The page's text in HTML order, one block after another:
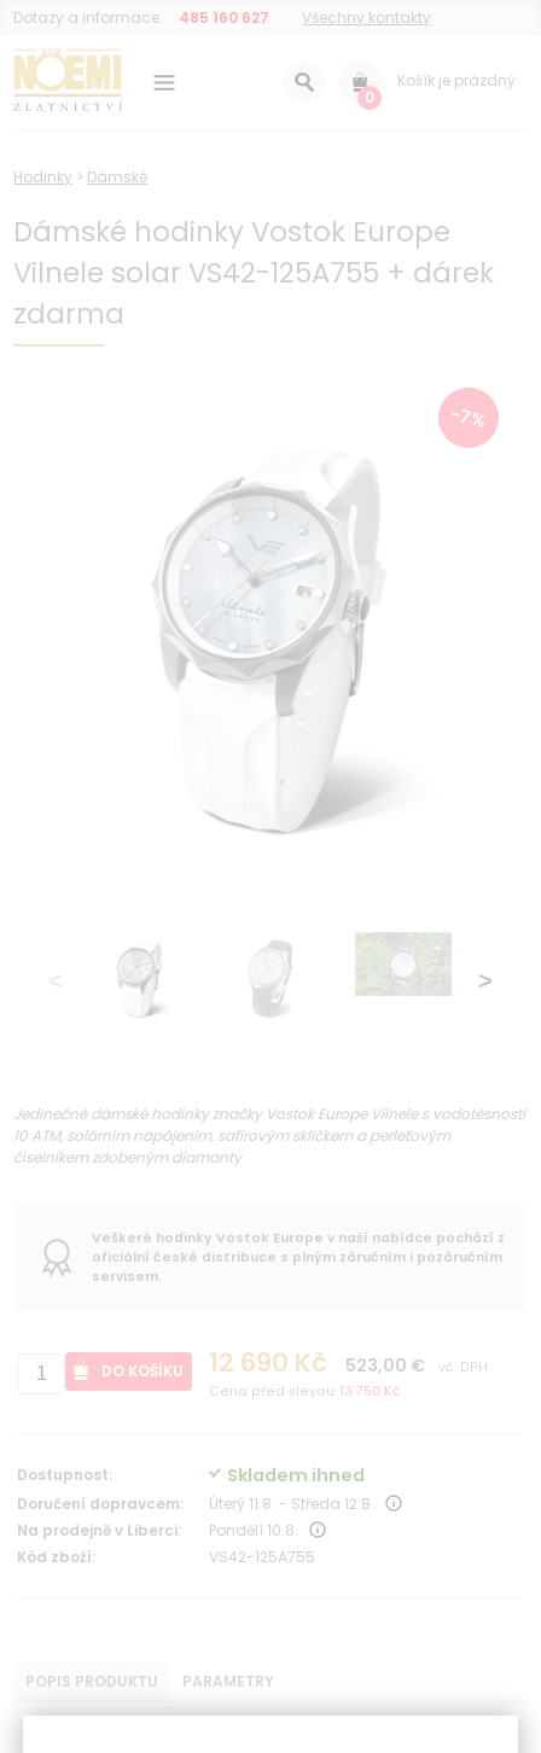
Dotazy a informace: 485 160 627 Všechny kontakty
0
Košík je prázdný
Hodinky > Dámské
Dámské hodinky Vostok Europe
Vilnele solar VS42-125A755 + dárek
zdarma
-7%
Jedinečné dámské hodinky značky Vostok Europe Vilnele s vodotěsností
10 ATM, solárním napájením, safírovým sklíčkem a perleťovým
číselníkem zdobeným diamanty
Veškeré hodinky Vostok Europe v naší nabídce pochází z
oficiální české distribuce s plným záručním i pozáručním
servisem.
DO KOŠÍKU 12 690 Kč 523,00 €
vč. DPH
Cena před slevou:13 750 Kč
Dostupnost: Skladem ihned
Doručení dopravcem:
Úterý 11.8. - Středa 12.8.
Na prodejně v Liberci:
Pondělí 10.8.
Kód zboží:
VS42-125A755
POPIS PRODUKTU PARAMETRY